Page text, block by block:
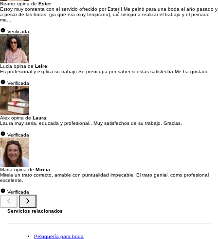
Beatriz opina de Ester:
Estoy muy contenta con el servicio ofrecido por Ester!! Me peinó para una boda el año pasado y
a pesar de las horas, (ya que era muy temprano), dió tiempo a realizar el trabajo y el peinado
me...
Verificada
Lucia opina de Leire:
Es profesional y explica su trabajo Se preocupa por saber si estas satisfecha Me ha gustado
Verificada
Alex opina de Laura:
Laura muy seria, educada y profesional.. Muy satisfechos de su trabajo. Gracias.
Verificada
Marta opina de Mireia:
Mireia un trato correcto, amable con puntualidad impecable. El trato genial, como profesional
excelente.
Verificada
Servicios relacionados
Peluquería para boda